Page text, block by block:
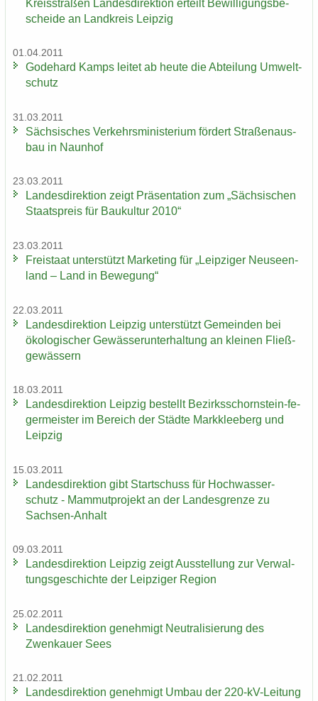
Kreis­stra­ßen Lan­des­di­rek­ti­on er­teilt Be­wil­li­gungs­be­
schei­de an Land­kreis Leip­zig
01.04.2011
Go­de­hard Kamps lei­tet ab heute die Ab­tei­lung Um­welt­
schutz
31.03.2011
Säch­si­sches Ver­kehrs­mi­nis­te­ri­um för­dert Stra­ßen­aus­
bau in Naun­hof
23.03.2011
Lan­des­di­rek­ti­on zeigt Prä­sen­ta­ti­on zum „Säch­si­schen
Staats­preis für Bau­kul­tur 2010“
23.03.2011
Frei­staat un­ter­stützt Mar­ke­ting für „Leip­zi­ger Neu­seen­
land – Land in Be­we­gung“
22.03.2011
Lan­des­di­rek­ti­on Leip­zig un­ter­stützt Ge­mein­den bei
öko­lo­gi­scher Ge­wäs­ser­un­ter­hal­tung an klei­nen Fließ­
ge­wäs­sern
18.03.2011
Lan­des­di­rek­ti­on Leip­zig be­stellt Bezirksschornstein-​ fe­
ger­meis­ter im Be­reich der Städ­te Mark­klee­berg und
Leip­zig
15.03.2011
Lan­des­di­rek­ti­on gibt Start­schuss für Hoch­was­ser­
schutz - Mam­mut­pro­jekt an der Lan­des­gren­ze zu
Sachsen-​Anhalt
09.03.2011
Lan­des­di­rek­ti­on Leip­zig zeigt Aus­stel­lung zur Ver­wal­
tungs­ge­schich­te der Leip­zi­ger Re­gi­on
25.02.2011
Lan­des­di­rek­ti­on ge­neh­migt Neu­tra­li­sie­rung des
Zwenkau­er Sees
21.02.2011
Lan­des­di­rek­ti­on ge­neh­migt Umbau der 220-​kV-Leitung